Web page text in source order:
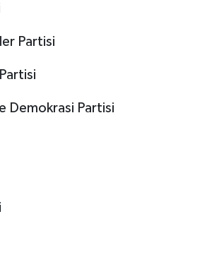
Partisi
Demokrasi Partisi